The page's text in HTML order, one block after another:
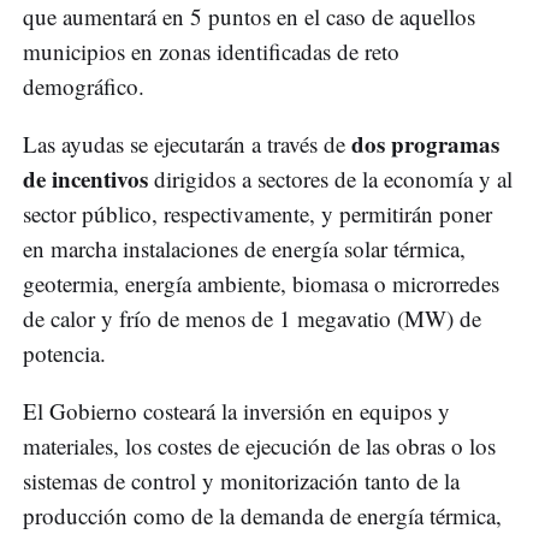
que aumentará en 5 puntos en el caso de aquellos
municipios en zonas identificadas de reto
demográfico.
Las ayudas se ejecutarán a través de dos programas
de incentivos dirigidos a sectores de la economía y al
sector público, respectivamente, y permitirán poner
en marcha instalaciones de energía solar térmica,
geotermia, energía ambiente, biomasa o microrredes
de calor y frío de menos de 1 megavatio (MW) de
potencia.
El Gobierno costeará la inversión en equipos y
materiales, los costes de ejecución de las obras o los
sistemas de control y monitorización tanto de la
producción como de la demanda de energía térmica,